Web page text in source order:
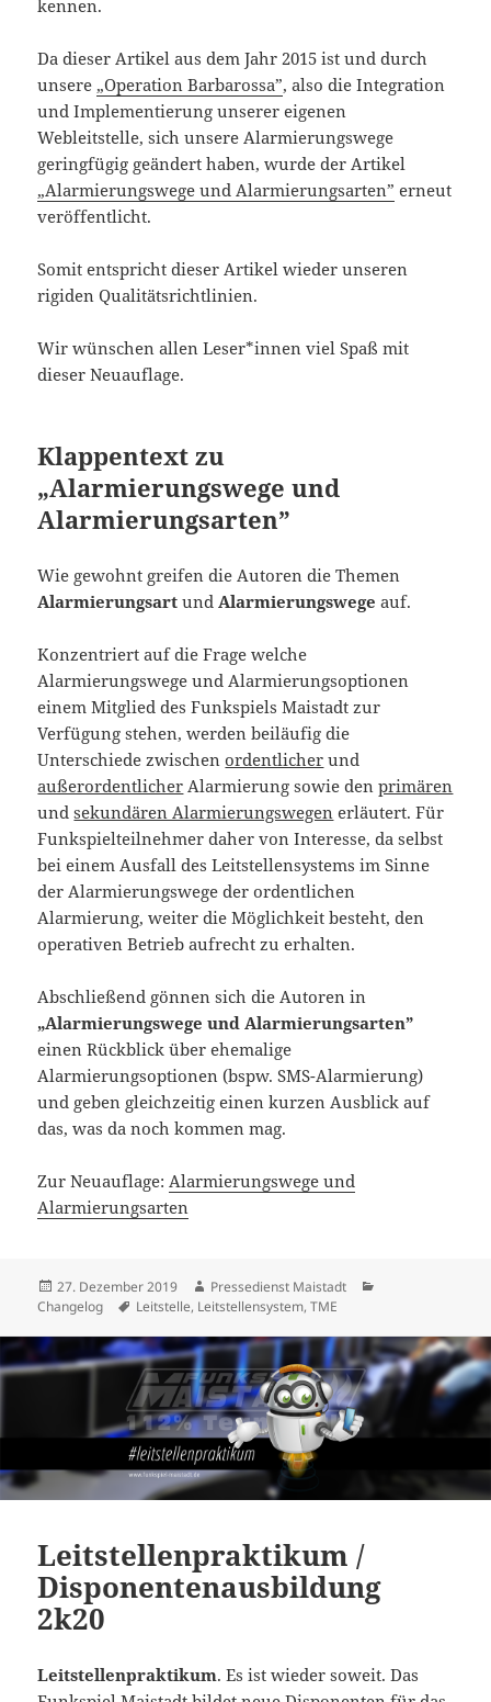
kennen.
Da dieser Artikel aus dem Jahr 2015 ist und durch
unsere „Operation Barbarossa”, also die Integration
und Implementierung unserer eigenen
Webleitstelle, sich unsere Alarmierungswege
geringfügig geändert haben, wurde der Artikel
„Alarmierungswege und Alarmierungsarten” erneut
veröffentlicht.
Somit entspricht dieser Artikel wieder unseren
rigiden Qualitätsrichtlinien.
Wir wünschen allen Leser*innen viel Spaß mit
dieser Neuauflage.
Klappentext zu
„Alarmierungswege und
Alarmierungsarten”
Wie gewohnt greifen die Autoren die Themen
Alarmierungsart undAlarmierungswege auf.
Konzentriert auf die Frage welche
Alarmierungswege und Alarmierungsoptionen
einem Mitglied des Funkspiels Maistadt zur
Verfügung stehen, werden beiläufig die
Unterschiede zwischenordentlicher und
außerordentlicher Alarmierung sowie denprimären
undsekundären Alarmierungswegen erläutert. Für
Funkspielteilnehmer daher von Interesse, da selbst
bei einem Ausfall des Leitstellensystems im Sinne
der Alarmierungswege der ordentlichen
Alarmierung, weiter die Möglichkeit besteht, den
operativen Betrieb aufrecht zu erhalten.
Abschließend gönnen sich die Autoren in
„Alarmierungswege und Alarmierungsarten”
einen Rückblick über ehemalige
Alarmierungsoptionen (bspw. SMS-Alarmierung)
und geben gleichzeitig einen kurzen Ausblick auf
das, was da noch kommen mag.
Zur Neuauflage:Alarmierungswege und
Alarmierungsarten
Veröffentlicht
am
27. Dezember 2019 Autor
Pressedienst Maistadt
Changelog
Schlagwörter
Leitstelle, Leitstellensystem,TME
Leitstellenpraktikum /
Disponentenausbildung
2k20
Leitstellenpraktikum. Es ist wieder soweit. Das